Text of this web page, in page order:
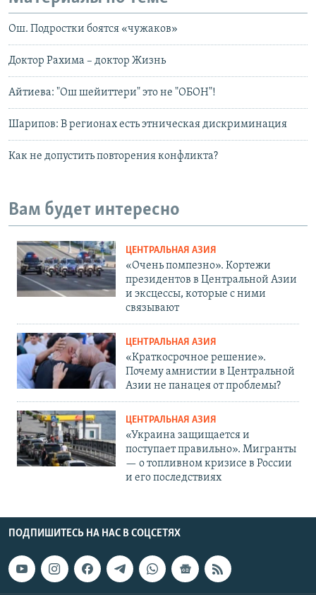
Ош. Подростки боятся «чужаков»
Доктор Рахима – доктор Жизнь
Айтиева: "Ош шейиттери" это не "ОБОН"!
Шарипов: В регионах есть этническая дискриминация
Как не допустить повторения конфликта?
Вам будет интересно
ЦЕНТРАЛЬНАЯ АЗИЯ
«Очень помпезно». Кортежи
президентов в Центральной Азии
и эксцессы, которые с ними
связывают
ЦЕНТРАЛЬНАЯ АЗИЯ
«Краткосрочное решение».
Почему амнистии в Центральной
Азии не панацея от проблемы?
ЦЕНТРАЛЬНАЯ АЗИЯ
«Украина защищается и
поступает правильно». Мигранты
— о топливном кризисе в России
и его последствиях
ПОДПИШИТЕСЬ НА НАС В СОЦСЕТЯХ